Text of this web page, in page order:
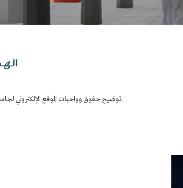
​​:
توضيح حقوق وواجبات الموقع الإلكتروني لجامعة نايف العربية للعلوم الأمنية ومستخدميه.